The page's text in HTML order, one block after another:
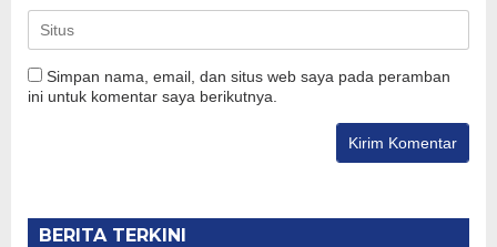
Simpan nama, email, dan situs web saya pada peramban
ini untuk komentar saya berikutnya.
BERITA TERKINI